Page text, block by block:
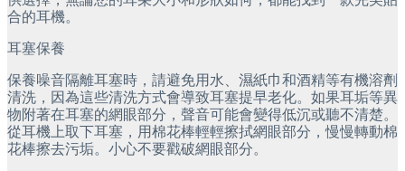
合的耳機。
耳塞保養
保養噪音隔離耳塞時，請避免用水、濕紙巾和酒精等有機溶劑
清洗，因為這些清洗方式會導致耳塞提早老化。如果耳垢等異
物附著在耳塞的網眼部分，聲音可能會變得低沉或聽不清楚。
從耳機上取下耳塞，用棉花棒輕輕擦拭網眼部分，慢慢轉動棉
花棒擦去污垢。小心不要戳破網眼部分。